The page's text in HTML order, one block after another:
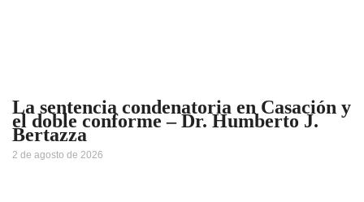
La sentencia condenatoria en Casación y
el doble conforme – Dr. Humberto J.
Bertazza
2 de agosto de 2026